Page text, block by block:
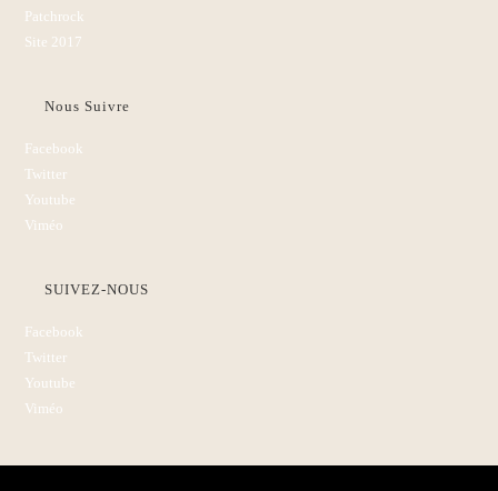
Patchrock
Site 2017
Nous Suivre
Facebook
Twitter
Youtube
Viméo
SUIVEZ-NOUS
Facebook
Twitter
Youtube
Viméo